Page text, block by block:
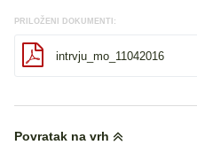
PRILOŽENI DOKUMENTI:
intrvju_mo_11042016
Povratak na vrh